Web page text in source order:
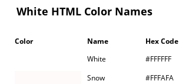
White HTML Color Names
Color Name Hex Code
White
#FFFFFF
Snow
#FFFAFA